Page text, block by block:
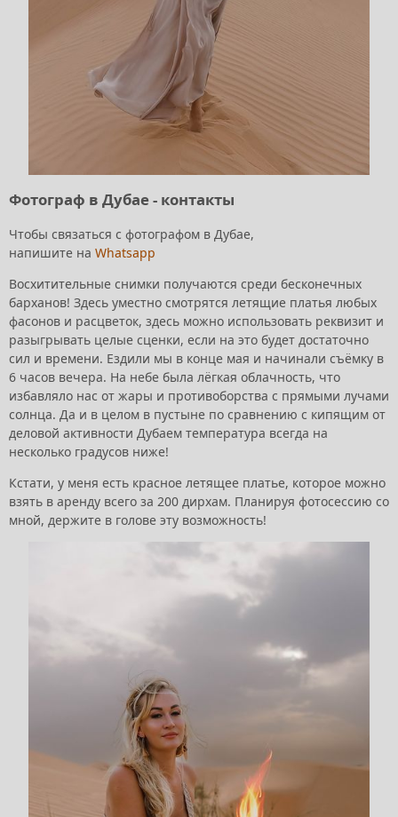
Фотограф в Дубае - контакты
Чтобы связаться с фотографом в Дубае,
напишите на Whatsapp
Восхитительные снимки получаются среди бесконечных
барханов! Здесь уместно смотрятся летящие платья любых
фасонов и расцветок, здесь можно использовать реквизит и
разыгрывать целые сценки, если на это будет достаточно
сил и времени. Ездили мы в конце мая и начинали съёмку в
6 часов вечера. На небе была лёгкая облачность, что
избавляло нас от жары и противоборства с прямыми лучами
солнца. Да и в целом в пустыне по сравнению с кипящим от
деловой активности Дубаем температура всегда на
несколько градусов ниже!
Кстати, у меня есть красное летящее платье, которое можно
взять в аренду всего за 200 дирхам. Планируя фотосессию со
мной, держите в голове эту возможность!